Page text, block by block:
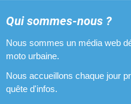
Qui sommes-nous ?
Nous sommes un média web
moto urbaine.
Nous accueillons chaque jour
quête d'infos.